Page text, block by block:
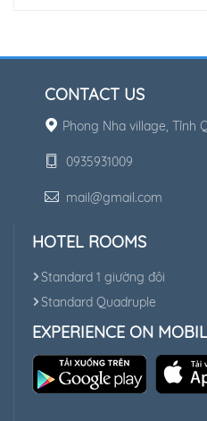
CONTACT US
Phong Nha village, Tỉnh
0935931009
mail@gmail.com
HOTEL ROOMS
Standard 1 giường đôi
Standard Quadruple
EXPERIENCE ON